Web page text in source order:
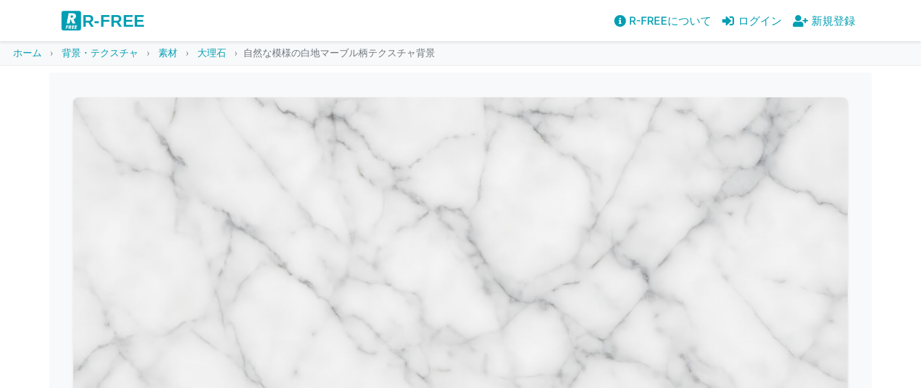
R-FREE R-FREEについて ログイン 新規登録
ホーム 背景・テクスチャ 素材 大理石 自然な模様の白地マーブル柄テクスチャ背景